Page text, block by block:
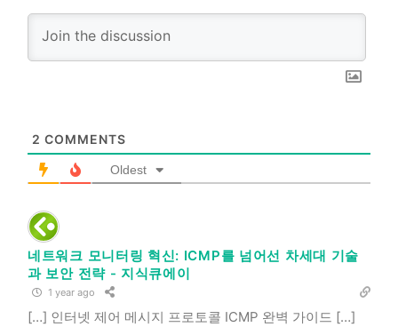
2 COMMENTS
Oldest
네트워크 모니터링 혁신: ICMP를 넘어선 차세대 기술
과 보안 전략 - 지식큐에이
1 year ago
[…] 인터넷 제어 메시지 프로토콜 ICMP 완벽 가이드 […]